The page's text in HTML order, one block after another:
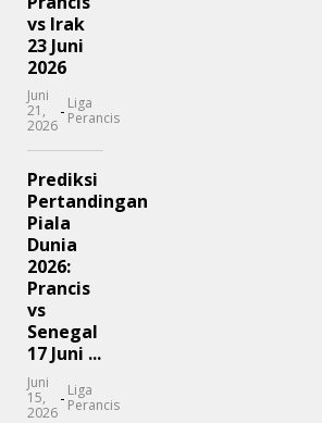
vs Irak
23 Juni
2026
Juni
21,
2026
- Liga
Perancis
Prediksi
Pertandingan
Piala
Dunia
2026:
Prancis
vs
Senegal
17 Juni ...
Juni
15,
2026
- Liga
Perancis